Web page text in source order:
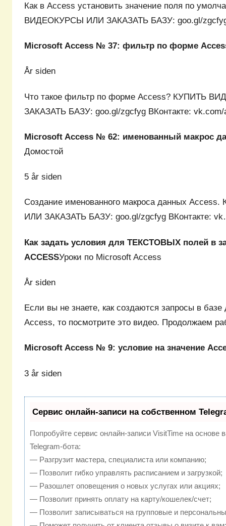
Как в Access установить значение поля по
ВИДЕОКУРСЫ ИЛИ ЗАКАЗАТЬ БАЗУ: goo.gl/
Microsoft Access № 37: фильтр по форме
År siden
Что такое фильтр по форме Access? КУПИТЬ
ЗАКАЗАТЬ БАЗУ: goo.gl/zgcfyg ВКонтакте:
Microsoft Access № 62: именованный макрос
Домостой
5 år siden
Создание именованного макроса данных
ИЛИ ЗАКАЗАТЬ БАЗУ: goo.gl/zgcfyg ВКонтакте:
Как задать условия для ТЕКСТОВЫХ полей в
ACCESSУроки по Microsoft Access
År siden
Если вы не знаете, как создаются запросы в
Access, то посмотрите это видео. Продолжаем
Microsoft Access № 9: условие на значение
3 år siden
Сервис онлайн-записи на собственном
Попробуйте сервис онлайн-записи VisitTime на основе
Telegram-бота:
— Разгрузит мастера, специалиста или компанию;
— Позволит гибко управлять расписанием и загрузкой;
— Разошлет оповещения о новых услугах или акциях;
— Позволит принять оплату на карту/кошелек/счет;
— Позволит записываться на групповые и